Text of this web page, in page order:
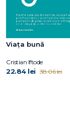
Viața bună
Cristian Iftode
22.84 lei 38.06 lei